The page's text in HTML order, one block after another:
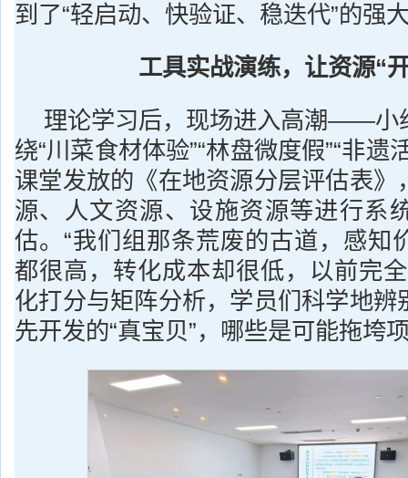
到了“轻启动、快验证、稳迭代”的强
工具实战演练，让资源“
理论学习后，现场进入高潮——小
绕“川菜食材体验”“林盘微度假”“非遗
课堂发放的《在地资源分层评估表》
源、人文资源、设施资源等进行系
估。“我们组那条荒废的古道，感知
都很高，转化成本却很低，以前完
化打分与矩阵分析，学员们科学地辨
先开发的“真宝贝”，哪些是可能拖垮